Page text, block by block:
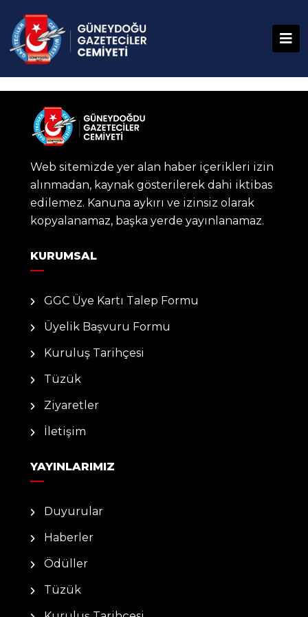
Web sitemizde yer alan haber içerikleri izin
alınmadan, kaynak gösterilerek dahi iktibas
edilemez. Kanuna aykırı ve izinsiz olarak
kopyalanamaz, başka yerde yayınlanamaz.
KURUMSAL
GGC Üye Kartı Talep Formu
Üyelik Başvuru Formu
Kuruluş Tarihçesi
Tüzük
Ziyaretler
İletişim
YAYINLARIMIZ
Duyurular
Haberler
Ödüller
Tüzük